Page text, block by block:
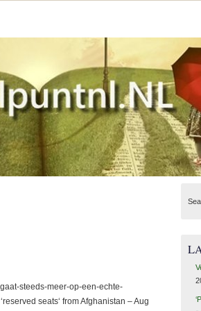
steeds-meer-op-een-echte-
seats‘ from Afghanistan – Aug